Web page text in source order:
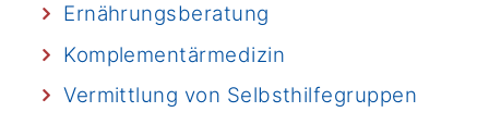
Ernährungsberatung
Komplementärmedizin
Vermittlung von Selbsthilfegruppen